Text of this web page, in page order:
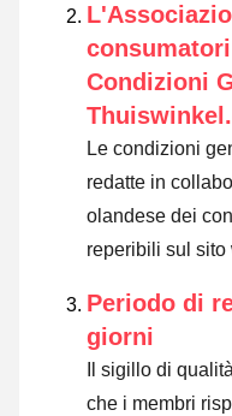
Condizioni
Le condizioni
redatte in
olandese dei
reperibili sul sito
Periodo di
giorni
Il sigillo di
che i membri